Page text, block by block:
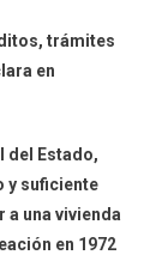
trámites
en
del Estado,
y suficiente
a una vivienda
en 1972